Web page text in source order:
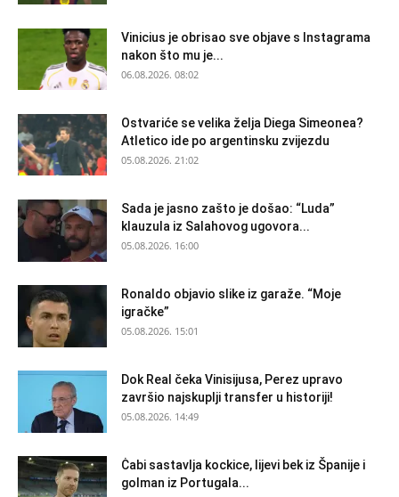
Vinicius je obrisao sve objave s Instagrama
nakon što mu je...
06.08.2026. 08:02
Ostvariće se velika želja Diega Simeonea?
Atletico ide po argentinsku zvijezdu
05.08.2026. 21:02
Sada je jasno zašto je došao: “Luda”
klauzula iz Salahovog ugovora...
05.08.2026. 16:00
Ronaldo objavio slike iz garaže. “Moje
igračke”
05.08.2026. 15:01
Dok Real čeka Vinisijusa, Perez upravo
završio najskuplji transfer u historiji!
05.08.2026. 14:49
Ċabi sastavlja kockice, lijevi bek iz Španije i
golman iz Portugala...